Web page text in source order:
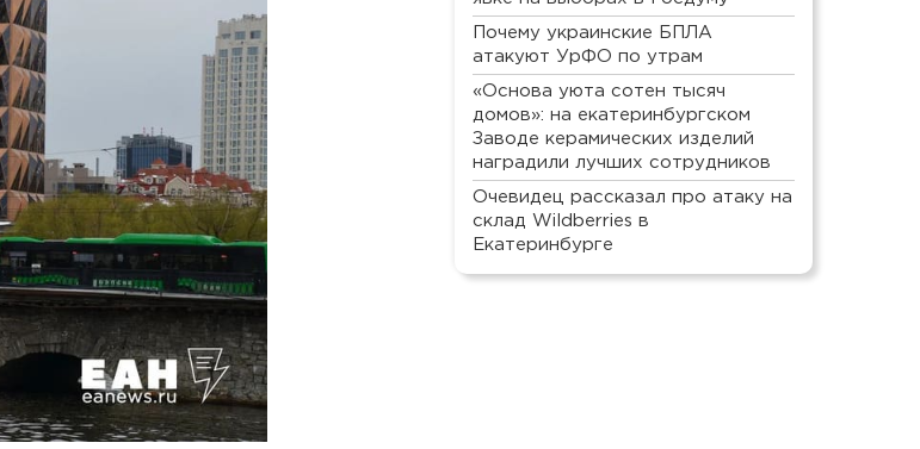
Почему украинские БПЛА
атакуют УрФО по утрам
«Основа уюта сотен тысяч
домов»: на екатеринбургском
Заводе керамических изделий
наградили лучших сотрудников
Очевидец рассказал про атаку на
склад Wildberries в
Екатеринбурге